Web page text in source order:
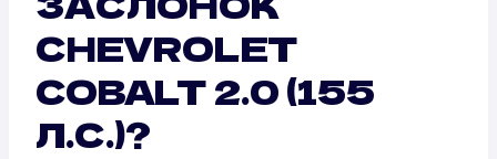
CHEVROLET
COBALT 2.0 (155
Л.С.)?